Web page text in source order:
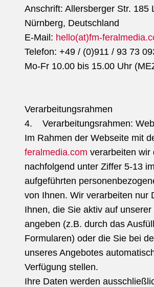
Anschrift: Allersberger Str. 185
Nürnberg, Deutschland
E-Mail: hello(at)fm-
Telefon: +49 / (0)911 / 93 73
Mo-Fr 10.00 bis 15.00 Uhr
Verarbeitungsrahmen
4. Verarbeitungsrahmen:
Im Rahmen der Webseite mit
feralmedia.com verarbeiten wir
nachfolgend unter Ziffer 5-13
aufgeführten
von Ihnen. Wir verarbeiten nur
Ihnen, die Sie aktiv auf
angeben (z.B. durch das
Formularen) oder die Sie bei
unseres Angebotes
Verfügung stellen.
Ihre Daten werden